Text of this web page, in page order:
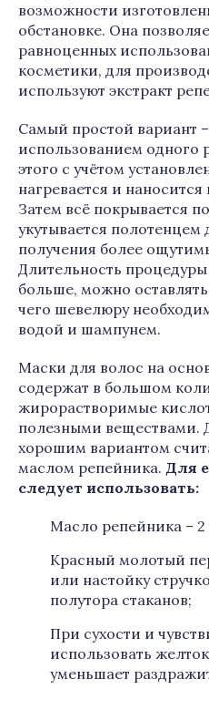
возможности
обстановке. Она
равноценных
косметики, для
используют экстракт
Самый простой вариант
использованием одного
этого с учётом
нагревается и
Затем всё покрывается
укутывается полотенцем
получения более
Длительность
больше, можно
чего шевелюру
водой и шампунем.
Маски для волос на
содержат в большом
жирорастворимые
полезными веществами.
хорошим вариантом
маслом репейника. Для
следует использовать:
Масло репейника – 2
Красный молотый
или настойку
полутора стаканов;
При сухости и
использовать
уменьшает